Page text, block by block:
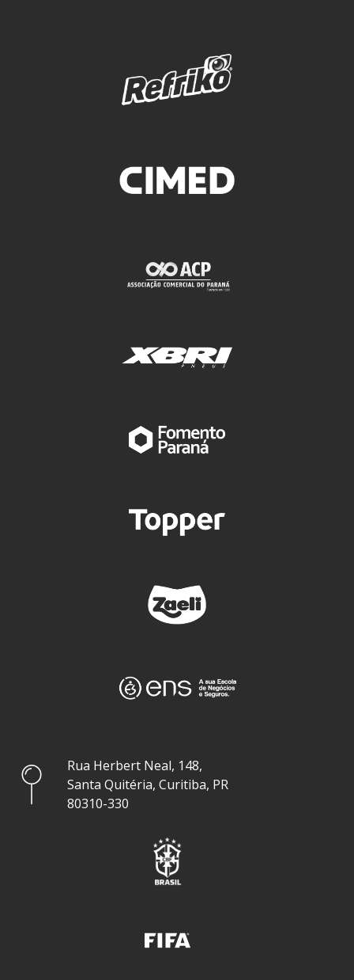
Rua Herbert Neal, 148,
Santa Quitéria, Curitiba, PR
80310-330